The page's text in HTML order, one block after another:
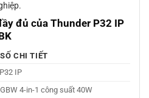
đủ của Thunder P32 IP
CHI TIẾT
IP
4-in-1 công suất 40W